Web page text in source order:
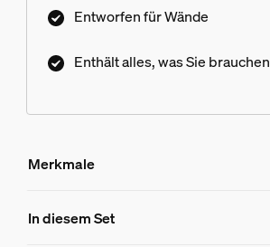
Entworfen für Wände
Enthält alles, was Sie brauchen
Merkmale
Merkmale
In diesem Set